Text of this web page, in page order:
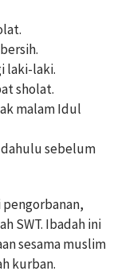
laki-laki.
sholat.
malam Idul
sebelum
SWT. Ibadah ini
sesama muslim
kurban.